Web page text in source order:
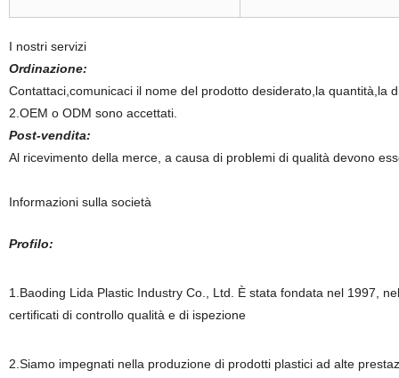
I nostri servizi
Ordinazione:
Contattaci,comunicaci il nome del prodotto desiderato,la quantità,la
2.OEM o ODM sono accettati.
Post-vendita:
Al ricevimento della merce, a causa di problemi di qualità devono
Informazioni sulla società
Profilo:
1.Baoding Lida Plastic Industry Co., Ltd. È stata fondata nel 1997,
certificati di controllo qualità e di ispezione
2.Siamo impegnati nella produzione di prodotti plastici ad alte